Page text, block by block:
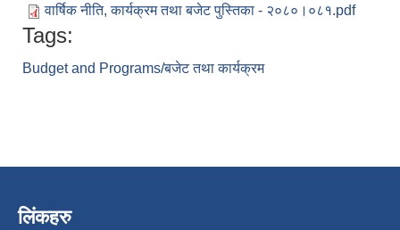
वार्षिक नीति, कार्यक्रम तथा बजेट पुस्तिका - २०८०।०८१.pdf
Tags:
Budget and Programs/बजेट तथा कार्यक्रम
लिंकहरु